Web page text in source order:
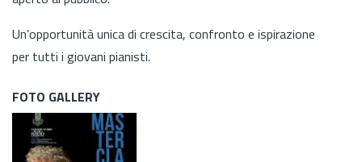
Un’opportunità unica di crescita, confronto e ispirazione
per tutti i giovani pianisti.
FOTO GALLERY